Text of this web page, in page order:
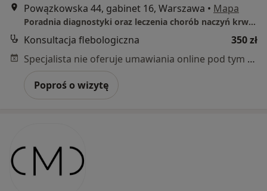
Powązkowska 44, gabinet 16, Warszawa • Mapa
Poradnia diagnostyki oraz leczenia chorób naczyń krwionośnych
Konsultacja flebologiczna
350 zł
Specjalista nie oferuje umawiania online pod tym adresem.
Poproś o wizytę